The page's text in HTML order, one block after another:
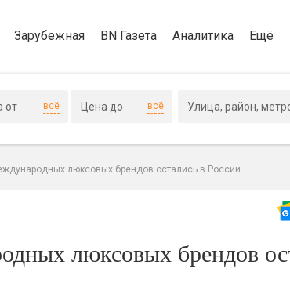
Зарубежная BN Газета Аналитика Ещё
всё всё
люксовых брендов остались в России
люксовых брендов